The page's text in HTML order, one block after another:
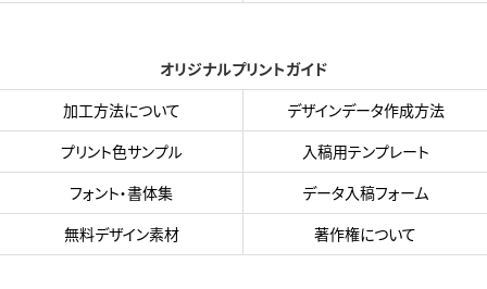
オリジナルプリントガイド
加工方法について
デザインデータ作成方法
プリント色サンプル
入稿用テンプレート
フォント・書体集
データ入稿フォーム
無料デザイン素材
著作権について